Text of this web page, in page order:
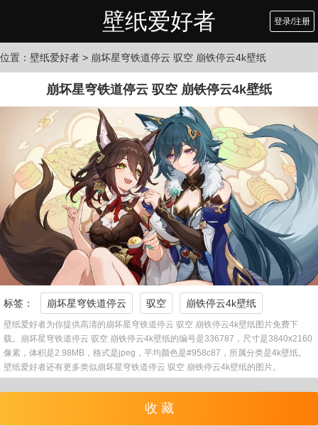
壁纸爱好者 登录/注册
位置： 壁纸爱好者 > 崩坏星穹铁道停云 驭空 崩铁停云4k壁纸
崩坏星穹铁道停云 驭空 崩铁停云4k壁纸
标签： 崩坏星穹铁道停云 驭空 崩铁停云4k壁纸
壁纸爱好者为你提供高清的崩坏星穹铁道停云 驭空 崩铁停云4k壁纸图片免费下
载。崩坏星穹铁道停云 驭空 崩铁停云4k壁纸的编号是336787，尺寸是3840x2160
像素，体积是2.98MB，格式是jpeg，平均颜色是#958c87，所属分类是4k壁纸。
壁纸爱好者还有更多类似崩坏星穹铁道停云 驭空 崩铁停云4k壁纸的图片。
收 藏